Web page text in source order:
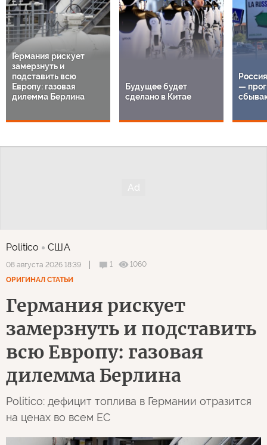
Германия рискует
замерзнуть и
подставить всю
Европу: газовая
дилемма Берлина
Будущее будет
сделано в Китае
—
Politico США
08 августа 2026 18:39 1
1060
ОРИГИНАЛ СТАТЬИ
Германия рискует
замерзнуть и подставить
всю Европу: газовая
дилемма Берлина
Politico: дефицит топлива в Германии отразится
на ценах во всем ЕС